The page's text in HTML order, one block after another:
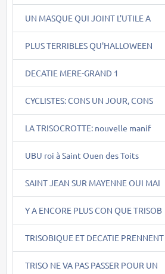
UN MASQUE QUI JOINT L'UTILE A
PLUS TERRIBLES QU'HALLOWEEN
DECATIE MERE-GRAND 1
CYCLISTES: CONS UN JOUR, CONS
LA TRISOCROTTE: nouvelle manif
UBU roi à Saint Ouen des Toits
SAINT JEAN SUR MAYENNE OUI MAI
Y A ENCORE PLUS CON QUE TRISOB
TRISOBIQUE ET DECATIE PRENNENT
TRISO NE VA PAS PASSER POUR UN